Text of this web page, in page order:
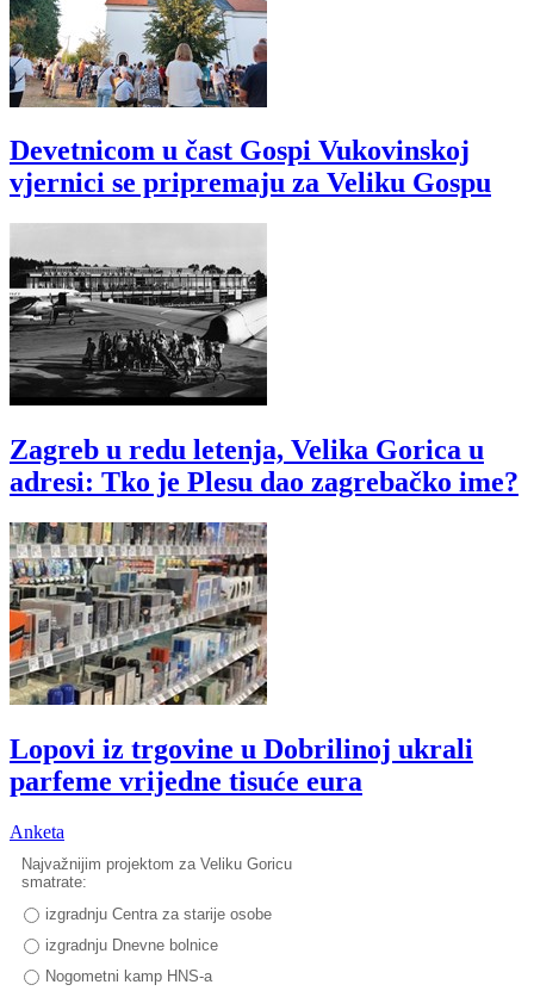
Devetnicom u čast Gospi Vukovinskoj
vjernici se pripremaju za Veliku Gospu
Zagreb u redu letenja, Velika Gorica u
adresi: Tko je Plesu dao zagrebačko ime?
Lopovi iz trgovine u Dobrilinoj ukrali
parfeme vrijedne tisuće eura
Anketa
Najvažnijim projektom za Veliku Goricu
smatrate:
izgradnju Centra za starije osobe
izgradnju Dnevne bolnice
Nogometni kamp HNS-a